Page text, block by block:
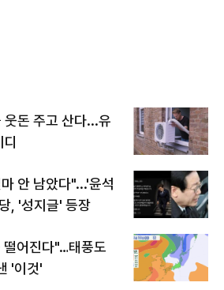
웃돈 주고 산다...유
안 남았다"...'윤석
, '성지글' 등장
떨어진다"…태풍도
'이것'